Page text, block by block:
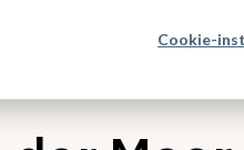
Cookie-